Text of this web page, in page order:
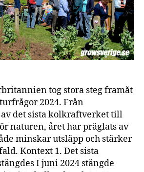
tog stora steg framåt
2024. Från
det sista kolkraftverket till
naturen, året har präglats av
minskar utsläpp och stärker
Kontext 1. Det sista
I juni 2024 stängde